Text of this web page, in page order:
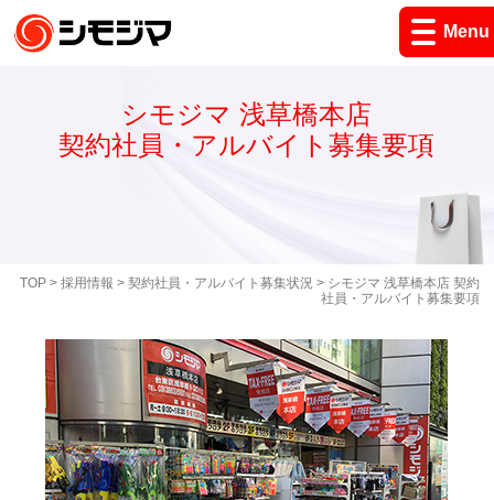
Menu
TOP> 採用情報 > 契約社員・アルバイト募集状況> シモジマ 浅草橋本店 契約
社員・アルバイト募集要項
シモジマ 浅草橋本店
契約社員・アルバイト募集要項